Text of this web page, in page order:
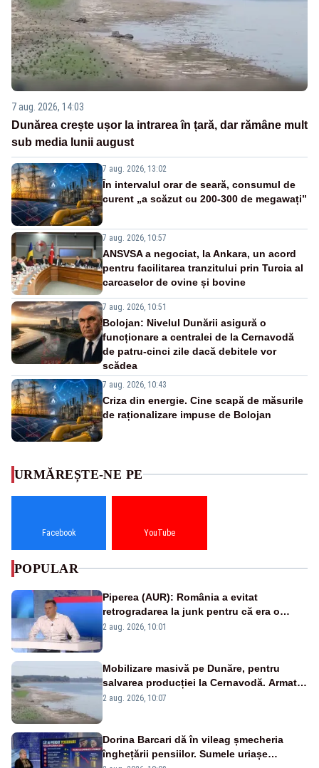
7 aug. 2026, 14:03
Dunărea crește ușor la intrarea în țară, dar rămâne mult
sub media lunii august
7 aug. 2026, 13:02
În intervalul orar de seară, consumul de
curent „a scăzut cu 200-300 de megawați”
7 aug. 2026, 10:57
ANSVSA a negociat, la Ankara, un acord
pentru facilitarea tranzitului prin Turcia al
carcaselor de ovine și bovine
7 aug. 2026, 10:51
Bolojan: Nivelul Dunării asigură o
funcționare a centralei de la Cernavodă
de patru-cinci zile dacă debitele vor
scădea
7 aug. 2026, 10:43
Criza din energie. Cine scapă de măsurile
de raționalizare impuse de Bolojan
URMĂREȘTE-NE PE
Facebook YouTube
POPULAR
Piperea (AUR): România a evitat
retrogradarea la junk pentru că era o
catastrofă pentru bănci și fondurile de
2 aug. 2026, 10:01
Mobilizare masivă pe Dunăre, pentru
salvarea producției la Cernavodă. Armata
va detona o stâncă și va devia apa
2 aug. 2026, 10:07
Dorina Barcari dă în vileag șmecheria
înghețării pensiilor. Sumele uriașe